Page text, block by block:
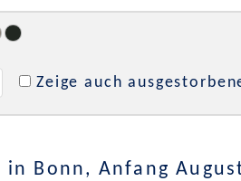
Zeige auch
in Bonn, Anfang